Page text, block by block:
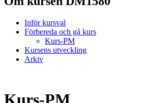
Inför kursval
Förbereda och gå kurs
Kurs-PM
Kursens utveckling
Arkiv